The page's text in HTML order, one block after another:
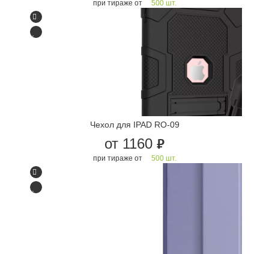
при тираже от 500 шт.
Чехол для IPAD RO-09
от 1160 руб.
при тираже от 500 шт.